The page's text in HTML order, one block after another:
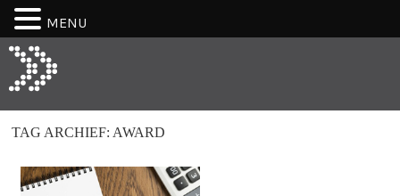
TAG ARCHIEF: AWARD
MENU